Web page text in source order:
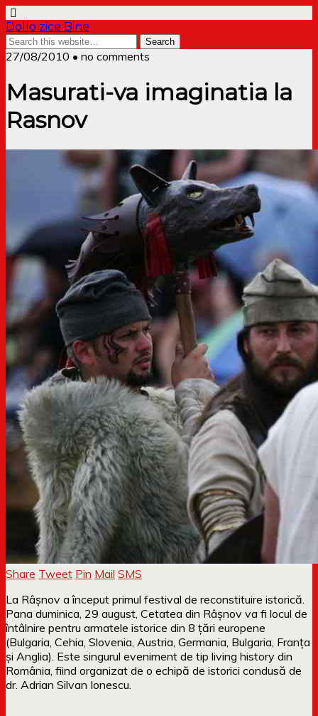
Dollo zice Bine
27/08/2010 • no comments
Masurati-va imaginatia la
Rasnov
Share Tweet Pin Mail SMS
La Râşnov a început primul festival de reconstituire istorică.
Pana duminica, 29 august, Cetatea din Râşnov va fi locul de
întâlnire pentru armatele istorice din 8 ţări europene
(Bulgaria, Cehia, Slovenia, Austria, Germania, Bulgaria, Franţa
şi Anglia). Este singurul eveniment de tip living history din
România, fiind organizat de o echipă de istorici condusă de
dr. Adrian Silvan Ionescu.